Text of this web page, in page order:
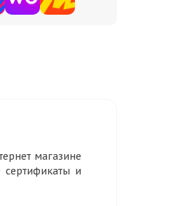
магазине
и